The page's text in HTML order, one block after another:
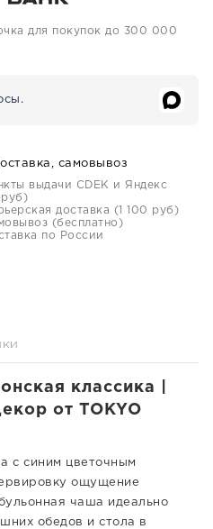
для покупок до 300 000
самовывоз
выдачи CDEK и Яндекс
доставка (1 100 руб)
(бесплатно)
по России
классика |
от TOKYO
с синим цветочным
ощущение
чаша идеально
обедов и стола в